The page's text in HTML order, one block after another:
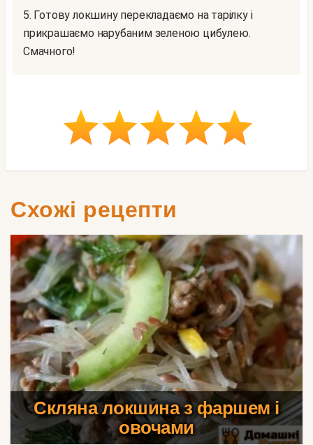
5. Готову локшину перекладаємо на тарілку і
прикрашаємо нарубаним зеленою цибулею.
Смачного!
Схожі рецепти
Скляна локшина з фаршем і
овочами